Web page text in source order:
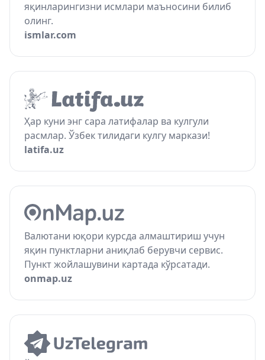
яқинларингизни исмлари маъносини билиб
олинг.
ismlar.com
Ҳар куни энг сара латифалар ва кулгули
расмлар. Ўзбек тилидаги кулгу маркази!
latifa.uz
Валютани юқори курсда алмаштириш учун
яқин пунктларни аниқлаб берувчи сервис.
Пункт жойлашувини картада кўрсатади.
onmap.uz